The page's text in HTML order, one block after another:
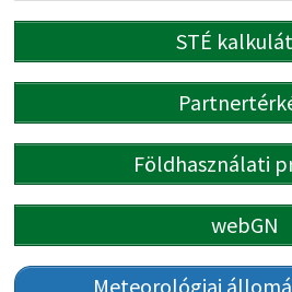
STÉ
Földhasználati
webGN
Meteorológiai